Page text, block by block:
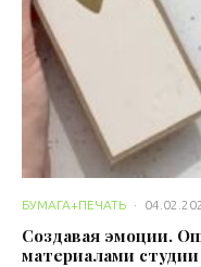
БУМАГА+ПЕЧАТЬ ·
Создавая эмоции.
материалами